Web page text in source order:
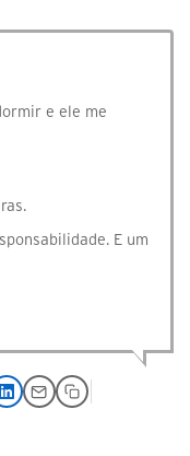
e ele me
E um